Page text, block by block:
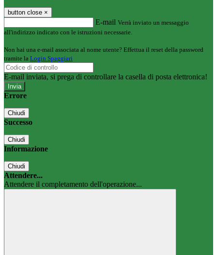
button close ×
E-mail Verrà inviato un messaggio
all'indirizzo indicato con le istruzioni necessarie.
Non hai una e-mail associata al nome utente? Effettua il reset della password
tramite la Login Spaggiari
E-mail inviata, si prega di controllare la casella di posta elettronica!
Errore
Chiudi
Successo
Chiudi
Informazione
Chiudi
Attendere...
Attendere il completamento dell'operazione...